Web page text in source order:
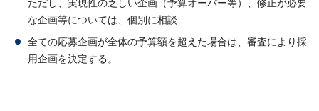
ただし、実現性の乏しい企画（予算オーバー等）、修正が必要
な企画等については、個別に相談
全ての応募企画が全体の予算額を超えた場合は、審査により採
用企画を決定する。